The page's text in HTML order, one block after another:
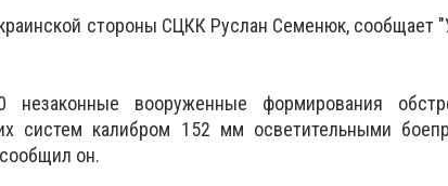
стороны СЦКК Руслан Семенюк, сообщает
вооруженные формирования
систем калибром 152 мм осветительными
он.